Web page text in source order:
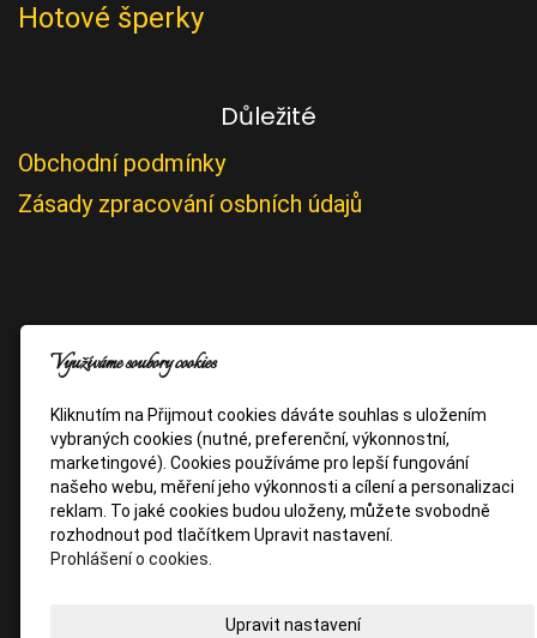
Hotové šperky
Důležité
Obchodní podmínky
Zásady zpracování osbních údajů
Využíváme soubory cookies
Kliknutím na Přijmout cookies dáváte souhlas s uložením
vybraných cookies (nutné, preferenční, výkonnostní,
marketingové). Cookies používáme pro lepší fungování
našeho webu, měření jeho výkonnosti a cílení a personalizaci
reklam. To jaké cookies budou uloženy, můžete svobodně
rozhodnout pod tlačítkem Upravit nastavení.
Prohlášení o cookies.
Upravit nastavení